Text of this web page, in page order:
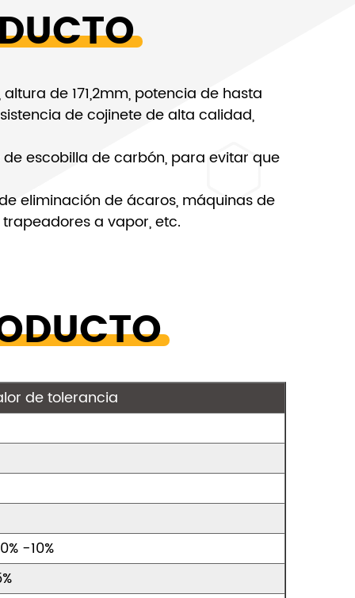
de 171,2mm, potencia de hasta
de cojinete de alta calidad,
escobilla de carbón, para evitar que
eliminación de ácaros, máquinas de
a vapor, etc.
de tolerancia
-10%